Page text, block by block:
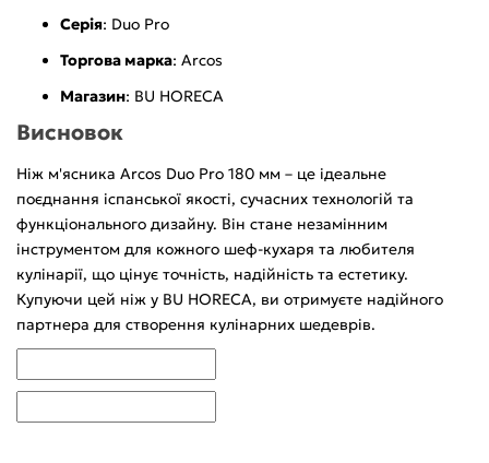
Серія: Duo Pro
Торгова марка: Arcos
Магазин: BU HORECA
Висновок
Ніж м'ясника Arcos Duo Pro 180 мм – це ідеальне
поєднання іспанської якості, сучасних технологій та
функціонального дизайну. Він стане незамінним
інструментом для кожного шеф-кухаря та любителя
кулінарії, що цінує точність, надійність та естетику.
Купуючи цей ніж у BU HORECA, ви отримуєте надійного
партнера для створення кулінарних шедеврів.